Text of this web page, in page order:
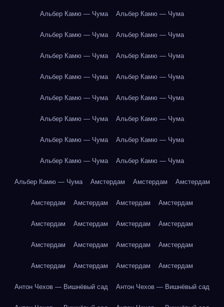
Альбер Камю — Чума Альбер Камю — Чума
Альбер Камю — Чума Альбер Камю — Чума
Альбер Камю — Чума Альбер Камю — Чума
Альбер Камю — Чума Альбер Камю — Чума
Альбер Камю — Чума Альбер Камю — Чума
Альбер Камю — Чума Альбер Камю — Чума
Альбер Камю — Чума Альбер Камю — Чума
Альбер Камю — Чума Альбер Камю — Чума
Альбер Камю — Чума Амстердам Амстердам Амстердам
Амстердам Амстердам Амстердам Амстердам
Амстердам Амстердам Амстердам Амстердам
Амстердам Амстердам Амстердам Амстердам
Амстердам Амстердам Амстердам Амстердам
Антон Чехов — Вишнёвый сад Антон Чехов — Вишнёвый сад